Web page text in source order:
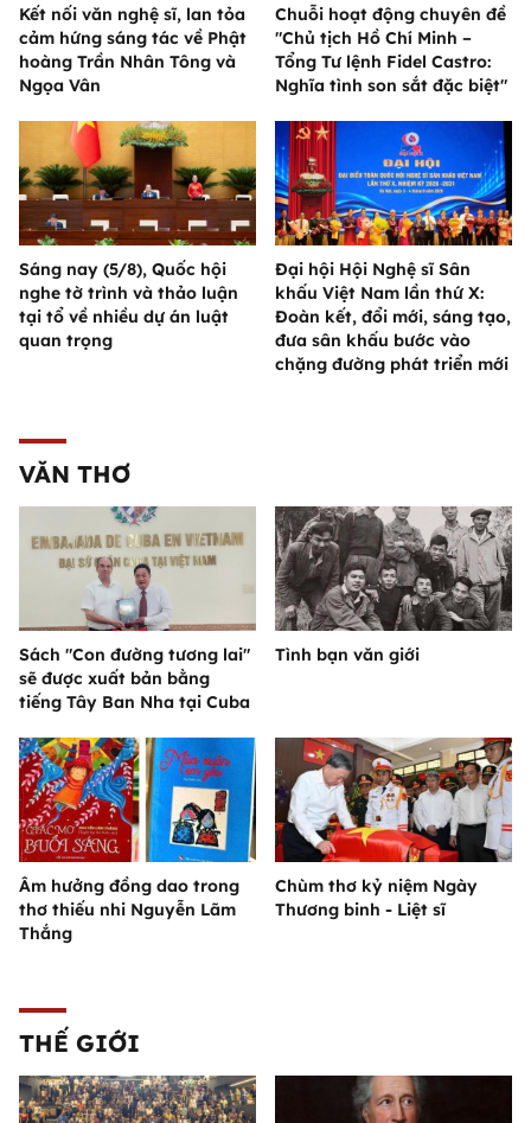
Kết nối văn nghệ sĩ, lan tỏa
cảm hứng sáng tác về Phật
hoàng Trần Nhân Tông và
Ngọa Vân
Chuỗi hoạt động chuyên đề
"Chủ tịch Hồ Chí Minh –
Tổng Tư lệnh Fidel Castro:
Nghĩa tình son sắt đặc biệt"
Sáng nay (5/8), Quốc hội
nghe tờ trình và thảo luận
tại tổ về nhiều dự án luật
quan trọng
Đại hội Hội Nghệ sĩ Sân
khấu Việt Nam lần thứ X:
Đoàn kết, đổi mới, sáng tạo,
đưa sân khấu bước vào
chặng đường phát triển mới
VĂN THƠ
Sách "Con đường tương lai"
sẽ được xuất bản bằng
tiếng Tây Ban Nha tại Cuba
Tình bạn văn giới
Âm hưởng đồng dao trong
thơ thiếu nhi Nguyễn Lãm
Thắng
Chùm thơ kỷ niệm Ngày
Thương binh - Liệt sĩ
THẾ GIỚI